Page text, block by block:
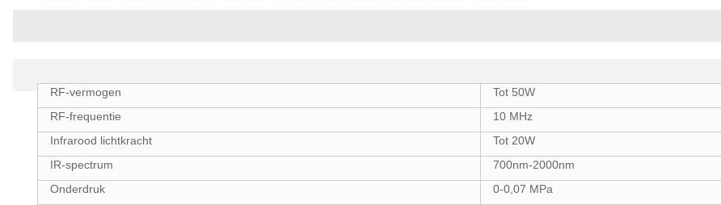
RF-vermogen
Tot 50W
RF-frequentie
10 MHz
Infrarood lichtkracht
Tot 20W
IR-spectrum
700nm-2000nm
Onderdruk
0-0,07 MPa